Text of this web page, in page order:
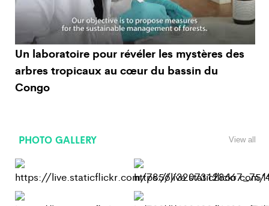
Un laboratoire pour révéler les mystères des
arbres tropicaux au cœur du bassin du
Congo
PHOTO GALLERY View all